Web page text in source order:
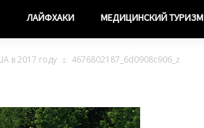
ЛАЙФХАКИ МЕДИЦИНСКИЙ ТУРИЗМ
в 2017 году 4676802187_6d0908c906_z